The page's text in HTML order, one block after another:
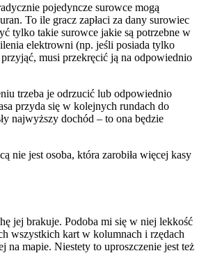
pojedyncze surowce mogą
To ile gracz zapłaci za dany surowiec
tylko takie surowce jakie są potrzebne w
elektrowni (np. jeśli posiada tylko
musi przekręcić ją na odpowiednio
trzeba je odrzucić lub odpowiednio
przyda się w kolejnych rundach do
najwyższy dochód – to ona będzie
nie jest osoba, która zarobiła więcej kasy
jej brakuje. Podoba mi się w niej lekkość
wszystkich kart w kolumnach i rzędach
mapie. Niestety to uproszczenie jest też